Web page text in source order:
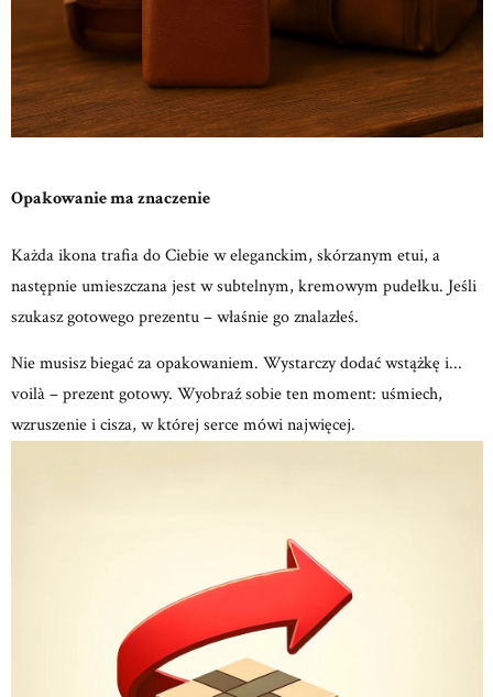
Opakowanie ma znaczenie
Każda ikona trafia do Ciebie w eleganckim, skórzanym etui, a
następnie umieszczana jest w subtelnym, kremowym pudełku. Jeśli
szukasz gotowego prezentu – właśnie go znalazłeś.
Nie musisz biegać za opakowaniem. Wystarczy dodać wstążkę i...
voilà – prezent gotowy. Wyobraź sobie ten moment: uśmiech,
wzruszeniei cisza, w której serce mówi najwięcej.